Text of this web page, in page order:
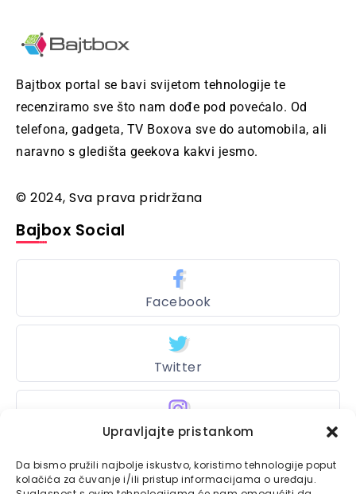
Upravljajte pristankom
Da bismo pružili najbolje iskustvo, koristimo tehnologije poput
kolačića za čuvanje i/ili pristup informacijama o uređaju.
Bajtbox portal se bavi svijetom tehnologije te
recenziramo sve što nam dođe pod povećalo. Od
telefona, gadgeta, TV Boxova sve do automobila, ali
naravno s gledišta geekova kakvi jesmo.
© 2024, Sva prava pridržana
Bajbox Social
Facebook
Twitter
Instagram